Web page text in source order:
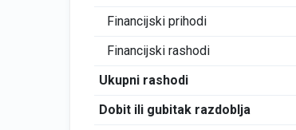
Financijski prihodi
Financijski rashodi
Ukupni rashodi
Dobit ili gubitak razdoblja